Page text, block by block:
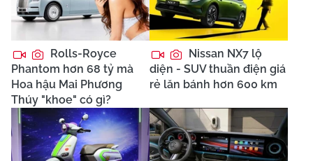
Rolls-Royce
Phantom hơn 68 tỷ mà
Hoa hậu Mai Phương
Thúy "khoe" có gì?
Nissan NX7 lộ
diện - SUV thuần điện giá
rẻ lăn bánh hơn 600 km